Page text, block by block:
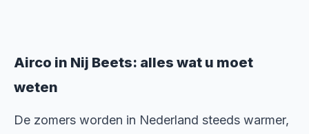
Airco in Nij Beets: alles wat u moet
weten
De zomers worden in Nederland steeds warmer,